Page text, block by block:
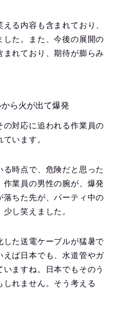
る内容も含まれており、
た。また、今後の展開の
れており、期待が膨らみ
ら火が出て爆発
対応に追われる作業員の
います。
時点で、危険だと思った
作業員の男性の腕が、爆発
落ちた先が、パーティ中の
し笑えました。
した送電ケーブルが猛暑で
えば日本でも、水道管やガ
ますね。日本でもそのう
れません。そう考える